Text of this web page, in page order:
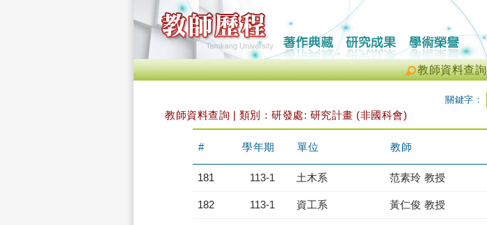
教師資料查詢
關鍵字：
教師資料查詢 | 類別：研發處: 研究計畫 (非國科會)
# 學年期 單位 教師
181 113-1 土木系 范素玲 教授
182 113-1 資工系 黃仁俊 教授